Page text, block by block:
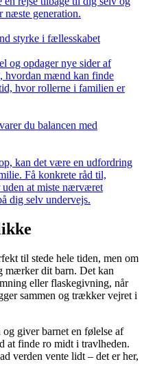
næste generation.
styrke i fællesskabet
og opdager nye sider af
hvordan mænd kan finde
hvor rollerne i familien er
du balancen med
kan det være en udfordring
Få konkrete råd til,
uden at miste nærværet
dig selv undervejs.
til stede hele tiden, men om
mærker dit barn. Det kan
eller flaskegivning, når
sammen og trækker vejret i
giver barnet en følelse af
at finde ro midt i travlheden.
verden vente lidt – det er her,